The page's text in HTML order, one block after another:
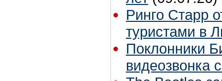
Ринго Старр
туристами в
Поклонники
видеозвонка